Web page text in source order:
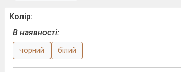
Колір:
В наявності:
чорний білий